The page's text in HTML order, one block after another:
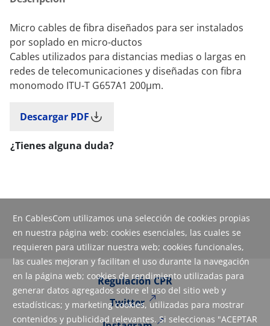
En CablesCom utilizamos una selección de cookies propias
en nuestra página web: cookies esenciales, las cuales se
requieren para utilizar nuestra web; cookies funcionales,
las cuales mejoran y facilitan el uso durante la navegación
en la página web; cookies de rendimiento utilizadas para
generar datos agregados sobre el uso del sitio web y
estadísticas; y marketing cookies, utilizadas para mostrar
contenidos y publicidad relevantes. Si seleccionas "ACEPTAR
Micro cables de fibra diseñados para ser instalados
por soplado en micro-ductos
Cables utilizados para distancias medias o largas en
redes de telecomunicaciones y diseñadas con fibra
monomodo ITU-T G657A1 200μm.
Descargar PDF
¿Tienes alguna duda?
Regulación CPR
Twitter